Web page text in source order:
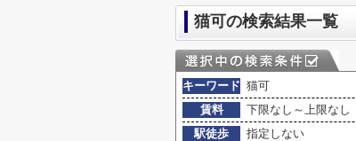
猫可の検索結果一覧
キーワード 猫可
賃料
下限なし～上限なし
駅徒歩
指定しない